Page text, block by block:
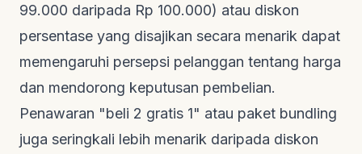
99.000 daripada Rp 100.000) atau diskon
persentase yang disajikan secara menarik dapat
memengaruhi persepsi pelanggan tentang harga
dan mendorong keputusan pembelian.
Penawaran "beli 2 gratis 1" atau paket bundling
juga seringkali lebih menarik daripada diskon